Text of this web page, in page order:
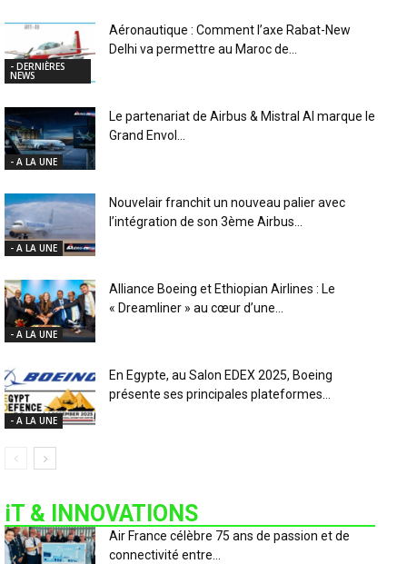
- DERNIÈRES
NEWS
Aéronautique : Comment l’axe Rabat-New
Delhi va permettre au Maroc de...
- A LA UNE
Le partenariat de Airbus & Mistral AI marque le
Grand Envol...
- A LA UNE
Nouvelair franchit un nouveau palier avec
l’intégration de son 3ème Airbus...
- A LA UNE
Alliance Boeing et Ethiopian Airlines : Le
« Dreamliner » au cœur d’une...
- A LA UNE
En Egypte, au Salon EDEX 2025, Boeing
présente ses principales plateformes...
iT & INNOVATIONS
Air France célèbre 75 ans de passion et de
connectivité entre...